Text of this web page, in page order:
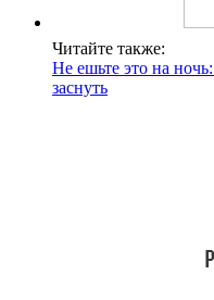
Читайте также:
Не ешьте это на
заснуть